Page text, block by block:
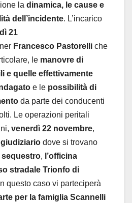
la dinamica, le cause e
dell’incidente. L’incarico
21
Francesco Pastorelli che
le manovre di
e quelle effettivamente
e le possibilità di
da parte dei conducenti
Le operazioni peritali
venerdì 22 novembre,
dove si trovano
, l’officina
stradale Trionfo di
questo caso vi parteciperà
per la famiglia Scannelli